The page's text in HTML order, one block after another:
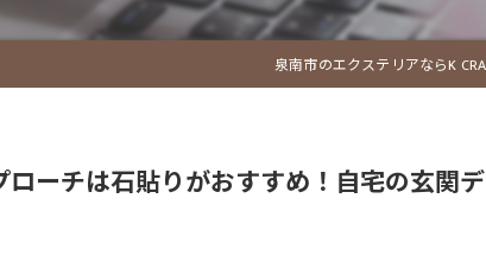
泉南市のエクステリアならK
ーチは石貼りがおすすめ！自宅の玄関